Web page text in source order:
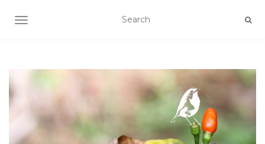
AFFICHER/MASQUER LA NAVIGATION